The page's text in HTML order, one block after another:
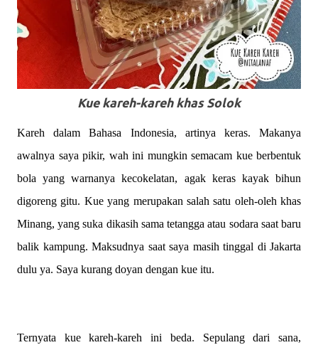
Kue kareh-kareh khas Solok
Kareh dalam Bahasa Indonesia, artinya keras. Makanya
awalnya saya pikir, wah ini mungkin semacam kue berbentuk
bola yang warnanya kecokelatan, agak keras kayak bihun
digoreng gitu. Kue yang merupakan salah satu oleh-oleh khas
Minang, yang suka dikasih sama tetangga atau sodara saat baru
balik kampung. Maksudnya saat saya masih tinggal di Jakarta
dulu ya. Saya kurang doyan dengan kue itu.
Ternyata kue kareh-kareh ini beda. Sepulang dari sana,